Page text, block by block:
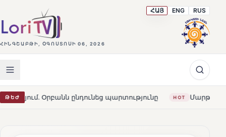
ՀԻՆԳՇԱԲԹԻ, ՕԳՈՍՏՈՍԻ 06, 2026
ՀԱՅ ENG RUS
ԹԵԺընդունեց պարտությունը HOT Մարթա Կոս.